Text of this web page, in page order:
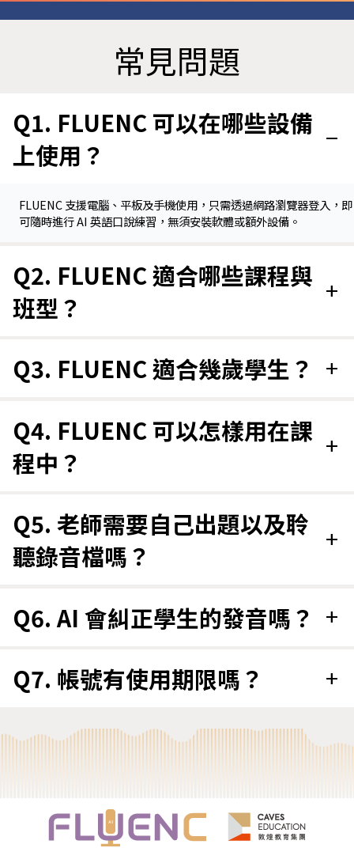
常見問題
Q1. FLUENC 可以在哪些設備
上使用？
remove
FLUENC 支援電腦、平板及手機使用，只需透過網路瀏覽器登入，即
可隨時進行 AI 英語口說練習，無須安裝軟體或額外設備。
Q2. FLUENC 適合哪些課程與
班型？
add
Q3. FLUENC 適合幾歲學生？ add
Q4. FLUENC 可以怎樣用在課
程中？
add
Q5. 老師需要自己出題以及聆
聽錄音檔嗎？
add
Q6. AI 會糾正學生的發音嗎？ add
Q7. 帳號有使用期限嗎？ add